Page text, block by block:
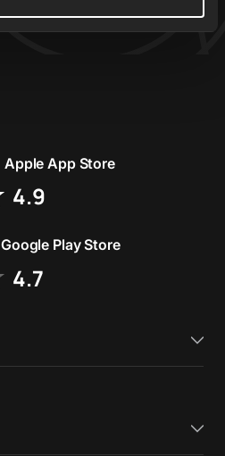
Apple App Store
4.9
Google Play Store
4.7